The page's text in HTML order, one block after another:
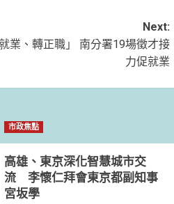
Next:
業、轉正職」 南分署19場徵才接
力促就業
市政焦點
高雄、東京深化智慧城市交
流 李懷仁拜會東京都副知事
宮坂學